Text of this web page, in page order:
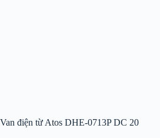
Van điện từ Atos DHE-0713P DC 20